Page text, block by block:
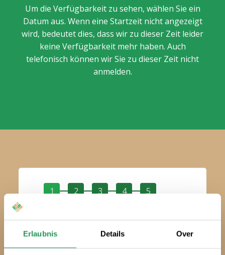
Erlaubnis Details Over
Um die Verfügbarkeit zu sehen, wählen Sie ein
Datum aus. Wenn eine Startzeit nicht angezeigt
wird, bedeutet dies, dass wir zu dieser Zeit leider
keine Verfügbarkeit mehr haben. Auch
telefonisch können wir Sie zu dieser Zeit nicht
anmelden.
1 2 3 4 5
Klimtickets